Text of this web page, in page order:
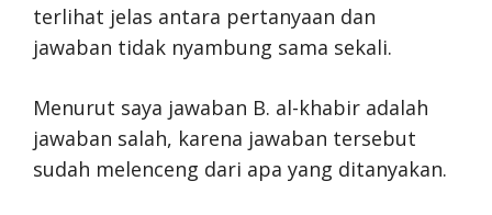
terlihat jelas antara pertanyaan dan
jawaban tidak nyambung sama sekali.
Menurut saya jawaban B. al-khabir adalah
jawaban salah, karena jawaban tersebut
sudah melenceng dari apa yang ditanyakan.